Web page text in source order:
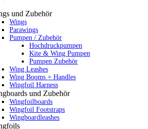
und Zubehör
Wings
Parawings
Pumpen / Zubehör
Hochdruckpumpen
Kite & Wing Pumpen
Pumpen Zubehör
Wing Leashes
Wing Booms + Handles
Wingfoil Harness
und Zubehör
Wingfoilboards
Wingfoil Footstraps
Wingboardleashes